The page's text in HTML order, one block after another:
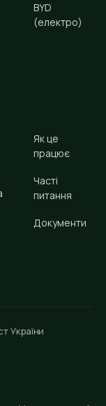
BYD
(електро)
Як це
працює
Часті
питання
Документи
України